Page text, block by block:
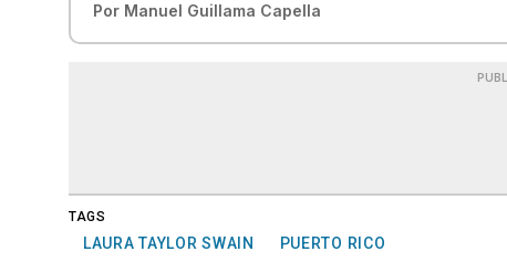
Por Manuel Guillama Capella
TAGS
LAURA TAYLOR SWAIN PUERTO RICO